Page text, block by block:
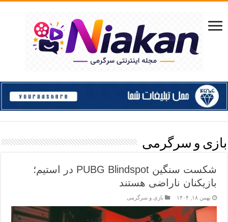
بازی و سرگرمی
شکست سنگین PUBG Blindspot در استیم؛
بازیکنان ناراضی هستند
بهمن ۱۸, ۱۴۰۴ بازی و سرگرمی